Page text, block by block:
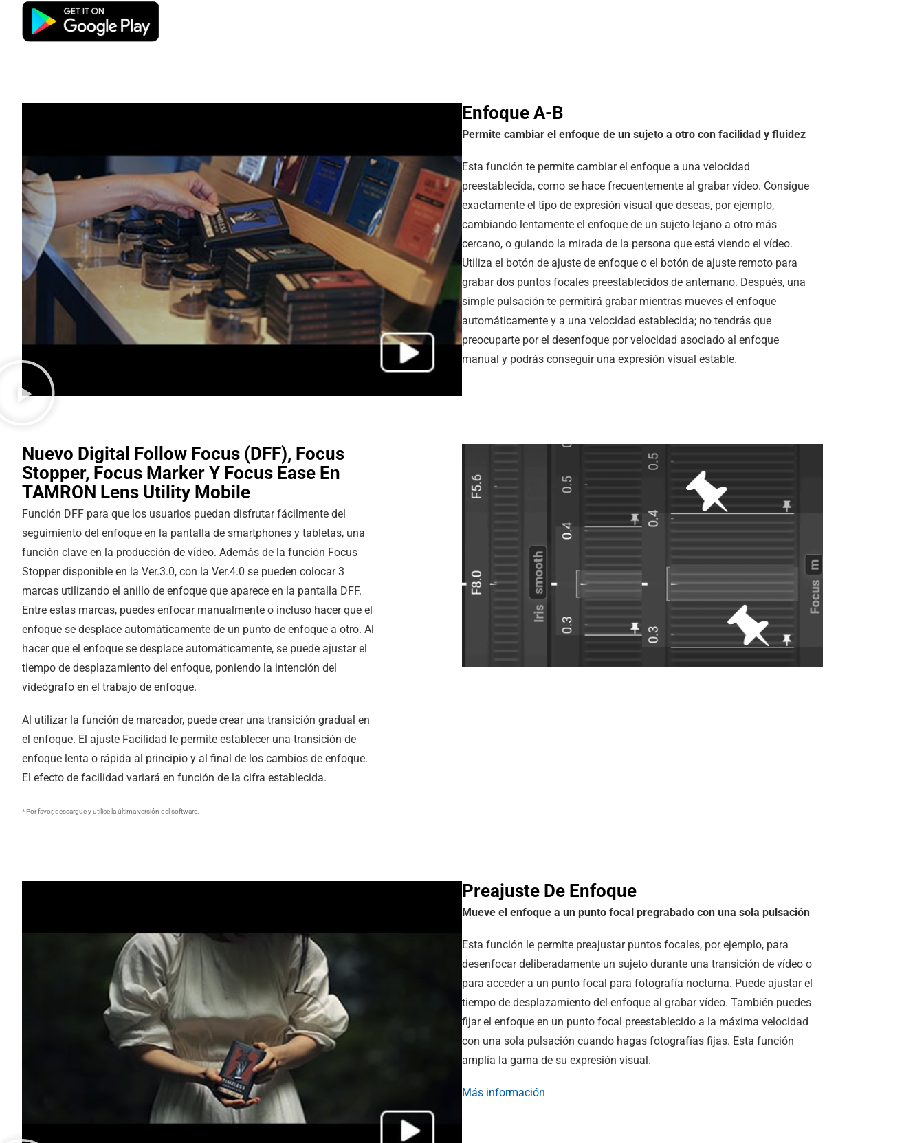
Enfoque A-B
Permite cambiar el enfoque de un sujeto a otro con facilidad y fluidez
Esta función te permite cambiar el enfoque a una velocidad
preestablecida, como se hace frecuentemente al grabar vídeo. Consigue
exactamente el tipo de expresión visual que deseas, por ejemplo,
cambiando lentamente el enfoque de un sujeto lejano a otro más
cercano, o guiando la mirada de la persona que está viendo el vídeo.
Utiliza el botón de ajuste de enfoque o el botón de ajuste remoto para
grabar dos puntos focales preestablecidos de antemano. Después, una
simple pulsación te permitirá grabar mientras mueves el enfoque
automáticamente y a una velocidad establecida; no tendrás que
preocuparte por el desenfoque por velocidad asociado al enfoque
manual y podrás conseguir una expresión visual estable.
Nuevo Digital Follow Focus (DFF), Focus
Stopper, Focus Marker Y Focus Ease En
TAMRON Lens Utility Mobile
Función DFF para que los usuarios puedan disfrutar fácilmente del
seguimiento del enfoque en la pantalla de smartphones y tabletas, una
función clave en la producción de vídeo. Además de la función Focus
Stopper disponible en la Ver.3.0, con la Ver.4.0 se pueden colocar 3
marcas utilizando el anillo de enfoque que aparece en la pantalla DFF.
Entre estas marcas, puedes enfocar manualmente o incluso hacer que el
enfoque se desplace automáticamente de un punto de enfoque a otro. Al
hacer que el enfoque se desplace automáticamente, se puede ajustar el
tiempo de desplazamiento del enfoque, poniendo la intención del
videógrafo en el trabajo de enfoque.
Al utilizar la función de marcador, puede crear una transición gradual en
el enfoque. El ajuste Facilidad le permite establecer una transición de
enfoque lenta o rápida al principio y al final de los cambios de enfoque.
El efecto de facilidad variará en función de la cifra establecida.
* Por favor, descargue y utilice la última versión del software.
Preajuste De Enfoque
Mueve el enfoque a un punto focal pregrabado con una sola pulsación
Esta función le permite preajustar puntos focales, por ejemplo, para
desenfocar deliberadamente un sujeto durante una transición de vídeo o
para acceder a un punto focal para fotografía nocturna. Puede ajustar el
tiempo de desplazamiento del enfoque al grabar vídeo. También puedes
fijar el enfoque en un punto focal preestablecido a la máxima velocidad
con una sola pulsación cuando hagas fotografías fijas. Esta función
amplía la gama de su expresión visual.
Más información